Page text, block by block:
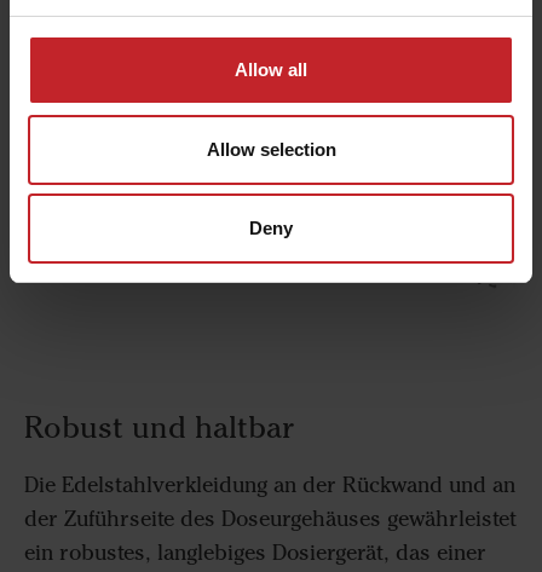
Allow all
Allow selection
Deny
aus Polyurethan sind flexibel und lange haltbar.
Robust und haltbar
Die Edelstahlverkleidung an der Rückwand und an
der Zuführseite des Doseurgehäuses gewährleistet
ein robustes, langlebiges Dosiergerät, das einer